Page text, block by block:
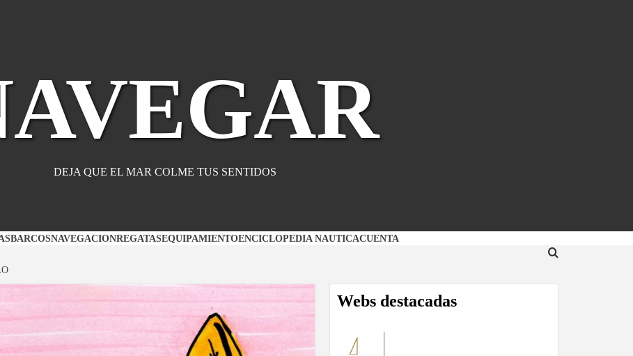
DEJA QUE EL MAR COLME TUS SENTIDOS
BARCOSNAVEGACIONREGATASEQUIPAMIENTOENCICLOPEDIA NAUTICACUENTA
Webs destacadas